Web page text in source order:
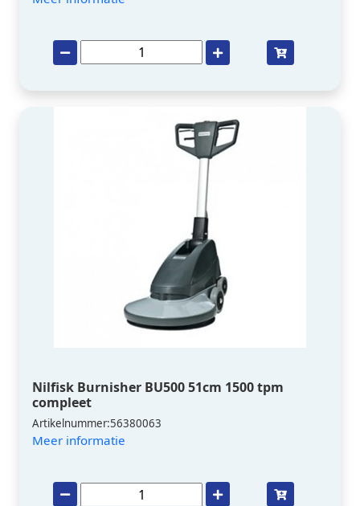
Nilfisk Burnisher BU500 51cm 1500 tpm
compleet
Artikelnummer:56380063
Meer informatie